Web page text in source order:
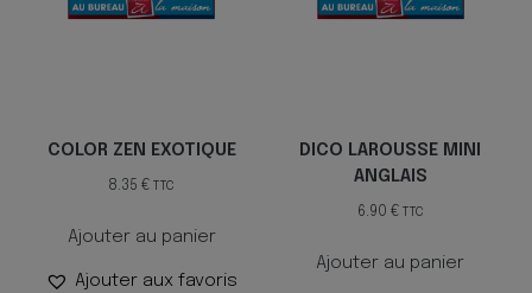
COLOR ZEN EXOTIQUE
8.35€ TTC
Ajouter au panier
Ajouter aux favoris
DICO LAROUSSE MINI
ANGLAIS
6.90 € TTC
Ajouter au panier